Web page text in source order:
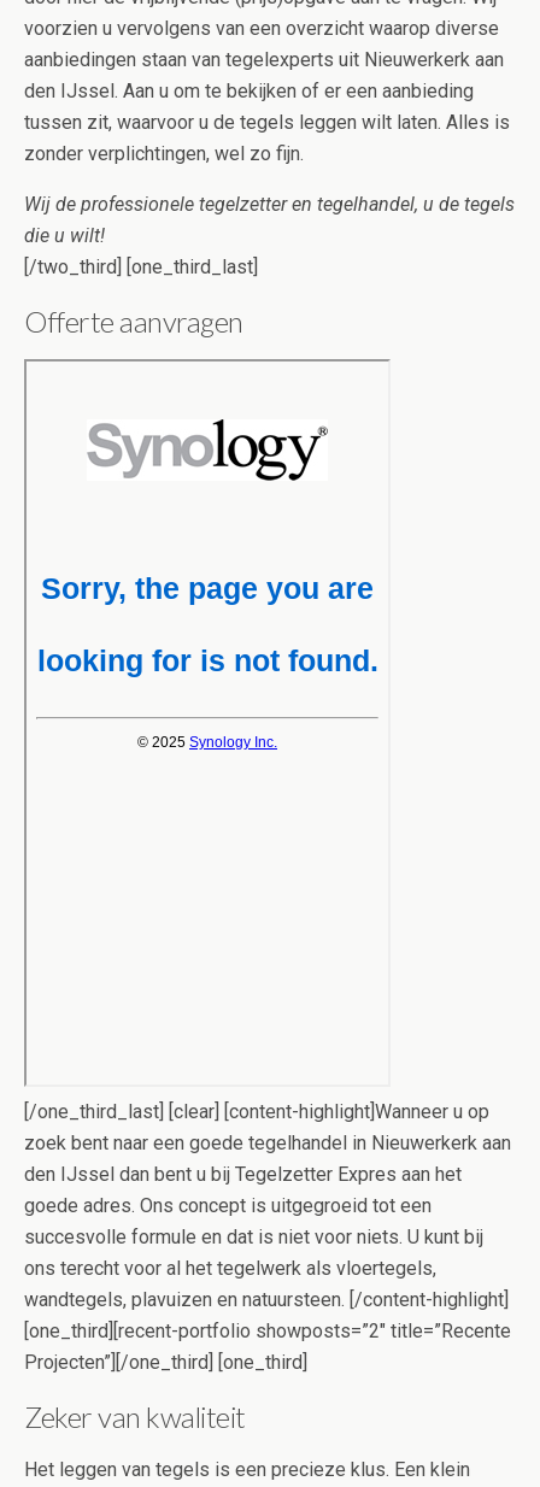
voorzien u vervolgens van een overzicht waarop diverse
aanbiedingen staan van tegelexperts uit Nieuwerkerk aan
den IJssel. Aan u om te bekijken of er een aanbieding
tussen zit, waarvoor u de tegels leggen wilt laten. Alles is
zonder verplichtingen, wel zo fijn.
Wij de professionele tegelzetter en tegelhandel, u de tegels
die u wilt!
[/two_third] [one_third_last]
Offerte aanvragen
[/one_third_last] [clear] [content-highlight]Wanneer u op
zoek bent naar een goede tegelhandel in Nieuwerkerk aan
den IJssel dan bent u bij Tegelzetter Expres aan het
goede adres. Ons concept is uitgegroeid tot een
succesvolle formule en dat is niet voor niets. U kunt bij
ons terecht voor al het tegelwerk als vloertegels,
wandtegels, plavuizen en natuursteen. [/content-highlight]
[one_third][recent-portfolio showposts=”2″ title=”Recente
Projecten”][/one_third] [one_third]
Zeker van kwaliteit
Het leggen van tegels is een precieze klus. Een klein